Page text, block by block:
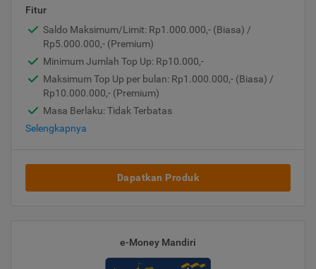
Fitur
Saldo Maksimum/Limit: Rp1.000.000,- (Biasa) /
Rp5.000.000,- (Premium)
Minimum Jumlah Top Up: Rp10.000,-
Maksimum Top Up per bulan: Rp1.000.000,- (Biasa) /
Rp10.000.000,- (Premium)
Masa Berlaku: Tidak Terbatas
Selengkapnya
Dapatkan Produk
e-Money Mandiri